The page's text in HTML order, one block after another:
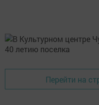
Перейти на